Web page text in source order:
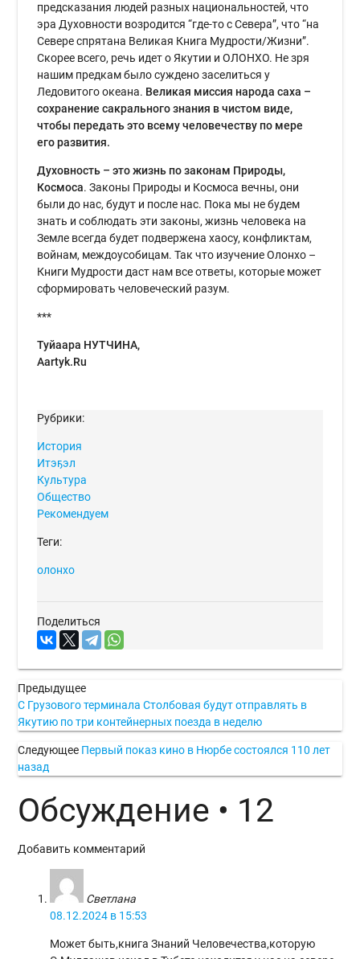
предсказания людей разных национальностей, что
эра Духовности возродится “где-то с Севера”, что “на
Севере спрятана Великая Книга Мудрости/Жизни”.
Скорее всего, речь идет о Якутии и ОЛОНХО. Не зря
нашим предкам было суждено заселиться у
Ледовитого океана. Великая миссия народа саха –
сохранение сакрального знания в чистом виде,
чтобы передать это всему человечеству по мере
его развития.
Духовность – это жизнь по законам Природы,
Космоса. Законы Природы и Космоса вечны, они
были до нас, будут и после нас. Пока мы не будем
знать и соблюдать эти законы, жизнь человека на
Земле всегда будет подвержена хаосу, конфликтам,
войнам, междоусобицам. Так что изучение Олонхо –
Книги Мудрости даст нам все ответы, которые может
сформировать человеческий разум.
***
Туйаара НУТЧИНА,
Aartyk.Ru
Рубрики:
История
Итэҕэл
Культура
Общество
Рекомендуем
Теги:
олонхо
Поделиться
Предыдущее
С Грузового терминала Столбовая будут отправлять в
Якутию по три контейнерных поезда в неделю
Следующее Первый показ кино в Нюрбе состоялся 110 лет
назад
Обсуждение • 12
Добавить комментарий
Светлана
08.12.2024 в 15:53
Может быть,книга Знаний Человечества,которую